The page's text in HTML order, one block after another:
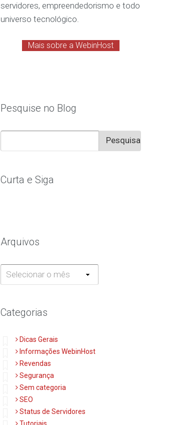
servidores, empreendedorismo e todo
universo tecnológico.
Mais sobre a WebinHost
Pesquise no Blog
por:
Curta e Siga
Arquivos
Arquivos
Categorias
Dicas Gerais
Informações WebinHost
Revendas
Segurança
Sem categoria
SEO
Status de Servidores
Tutoriais